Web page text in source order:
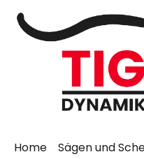
Hauptinhalt springen
Zur Suche springen
Zur
Home Sägen und